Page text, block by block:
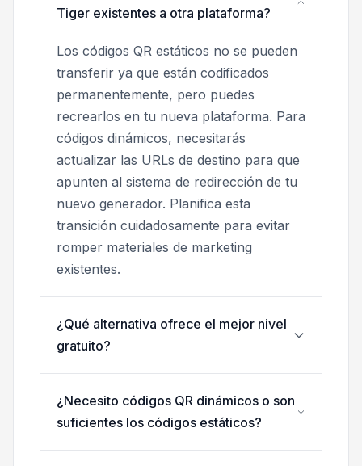
Tiger existentes a otra plataforma?
Los códigos QR estáticos no se pueden
transferir ya que están codificados
permanentemente, pero puedes
recrearlos en tu nueva plataforma. Para
códigos dinámicos, necesitarás
actualizar las URLs de destino para que
apunten al sistema de redirección de tu
nuevo generador. Planifica esta
transición cuidadosamente para evitar
romper materiales de marketing
existentes.
¿Qué alternativa ofrece el mejor nivel
gratuito?
¿Necesito códigos QR dinámicos o son
suficientes los códigos estáticos?